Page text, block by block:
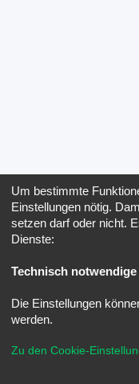
Um bestimmte
Einstellungen nötig.
setzen darf oder nicht.
Dienste:
Technisch
Die Einstellungen
werden.
Zu den Cookie-